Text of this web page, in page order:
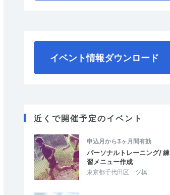
イベント情報ダウンロード
近くで開催予定のイベント
申込月から3ヶ月間有効
パーソナルトレーニング/ 練
習メニュー作成
東京都千代田区一ツ橋